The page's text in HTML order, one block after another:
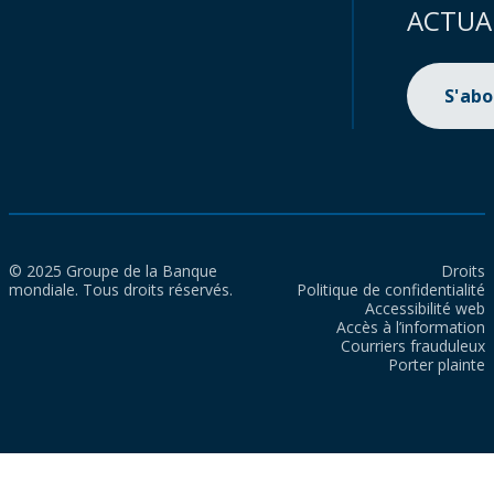
© 2025 Groupe de la Banque
mondiale. Tous droits réservés.
Droits
Politique de confidentialité
Accessibilité web
Accès à l’information
Courriers frauduleux
Porter plainte